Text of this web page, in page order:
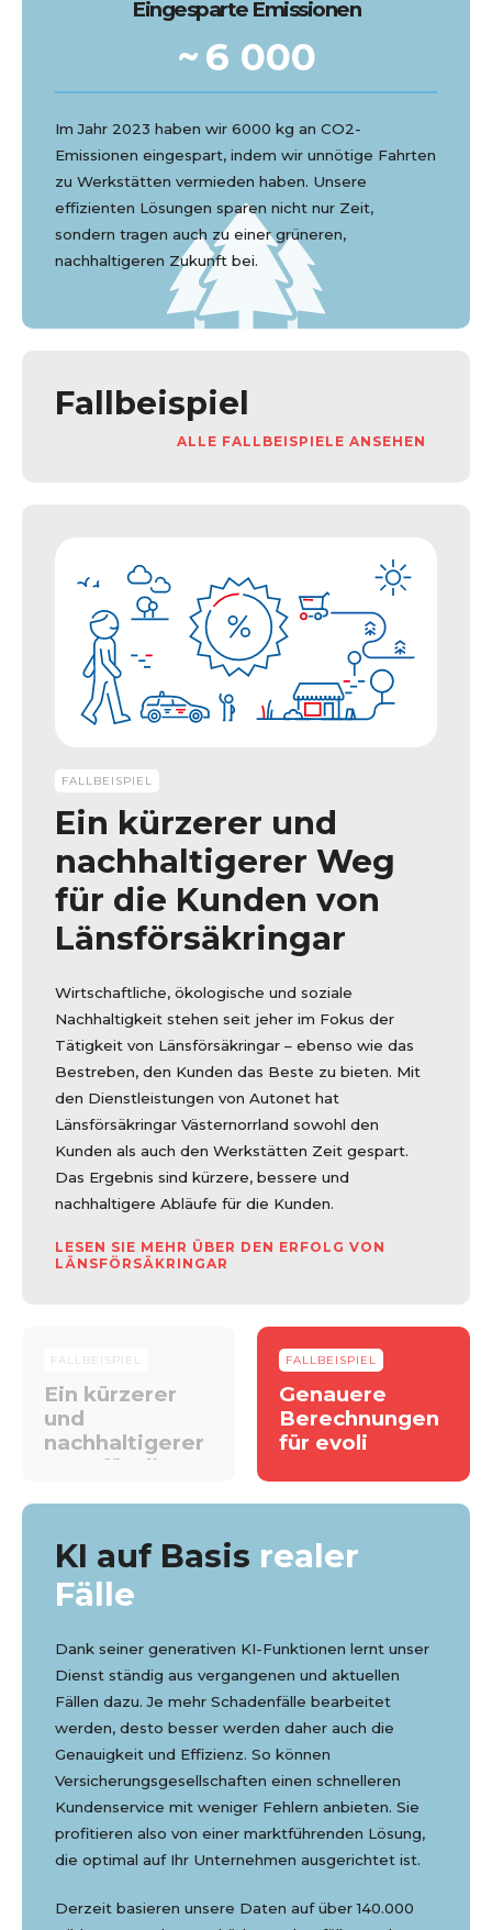
Eingesparte Emissionen
~6 000
Im Jahr 2023 haben wir 6000 kg an CO2-
Emissionen eingespart, indem wir unnötige Fahrten
zu Werkstätten vermieden haben. Unsere
effizienten Lösungen sparen nicht nur Zeit,
sondern tragen auch zu einer grüneren,
nachhaltigeren Zukunft bei.
Fallbeispiel
ALLE FALLBEISPIELE ANSEHEN
FALLBEISPIEL
Ein kürzerer und
nachhaltigerer Weg
für die Kunden von
Länsförsäkringar
Wirtschaftliche, ökologische und soziale
Nachhaltigkeit stehen seit jeher im Fokus der
Tätigkeit von Länsförsäkringar – ebenso wie das
Bestreben, den Kunden das Beste zu bieten. Mit
den Dienstleistungen von Autonet hat
Länsförsäkringar Västernorrland sowohl den
Kunden als auch den Werkstätten Zeit gespart.
Das Ergebnis sind kürzere, bessere und
nachhaltigere Abläufe für die Kunden.
LESEN SIE MEHR ÜBER DEN ERFOLG VON
LÄNSFÖRSÄKRINGAR
FALLBEISPIEL
Ein kürzerer
und
nachhaltigerer
Weg für die
FALLBEISPIEL
Genauere
Berechnungen
für evoli
KI auf Basis realer
Fälle
Dank seiner generativen KI-Funktionen lernt unser
Dienst ständig aus vergangenen und aktuellen
Fällen dazu. Je mehr Schadenfälle bearbeitet
werden, desto besser werden daher auch die
Genauigkeit und Effizienz. So können
Versicherungsgesellschaften einen schnelleren
Kundenservice mit weniger Fehlern anbieten. Sie
profitieren also von einer marktführenden Lösung,
die optimal auf Ihr Unternehmen ausgerichtet ist.
Derzeit basieren unsere Daten auf über 140.000